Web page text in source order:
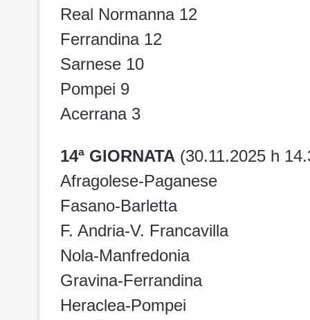
Real Normanna 12
Ferrandina 12
Sarnese 10
Pompei 9
Acerrana 3
14ª GIORNATA (30.11.2025 h
Afragolese-Paganese
Fasano-Barletta
F. Andria-V. Francavilla
Nola-Manfredonia
Gravina-Ferrandina
Heraclea-Pompei